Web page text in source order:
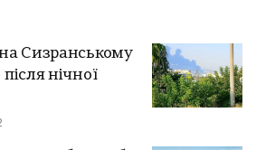
Сизранському
нічної